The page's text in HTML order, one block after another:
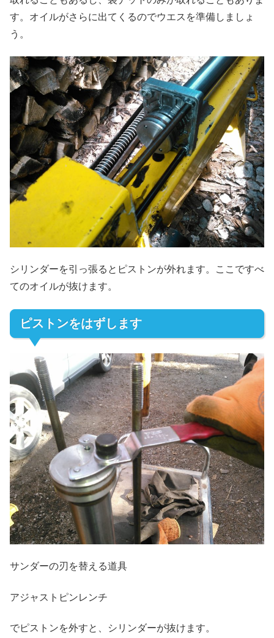
す。オイルがさらに出てくるのでウエスを準備しましょ
う。
シリンダーを引っ張るとピストンが外れます。ここですべ
てのオイルが抜けます。
ピストンをはずします
サンダーの刃を替える道具
アジャストピンレンチ
でピストンを外すと、シリンダーが抜けます。